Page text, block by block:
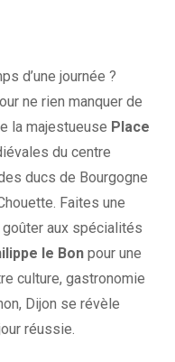
d’une journée ?
ne rien manquer de
la majestueuse Place
du centre
ducs de Bourgogne
Faites une
aux spécialités
le Bon pour une
culture, gastronomie
Dijon se révèle
réussie.